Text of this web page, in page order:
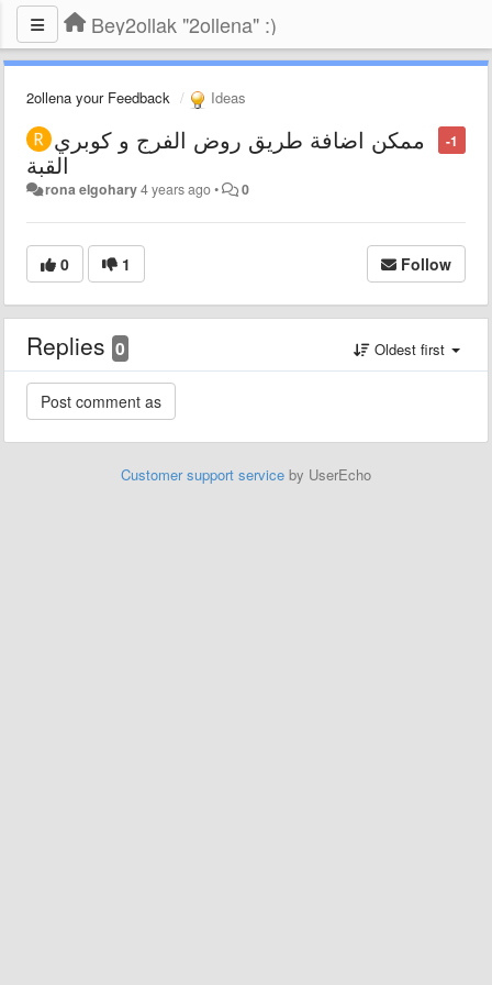
Bey2ollak "2ollena" :)
2ollena your Feedback Ideas
-1 ممكن اضافة طريق روض الفرج و كوبري
القبة
rona elgohary4 years ago• 0
0 1 Follow
Replies 0 Oldest first
Customer support service by UserEcho